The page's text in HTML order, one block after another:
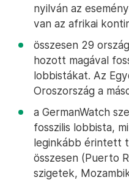
nyilván az
van az afrikai
összesen 29
hozott magával
lobbistákat. Az
Oroszország a
a GermanWatch
fosszilis lobbista,
leginkább érintett
összesen (Puerto
szigetek,